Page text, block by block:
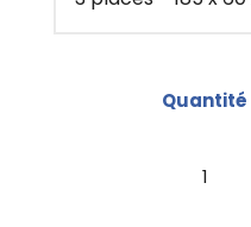
Quantité
1